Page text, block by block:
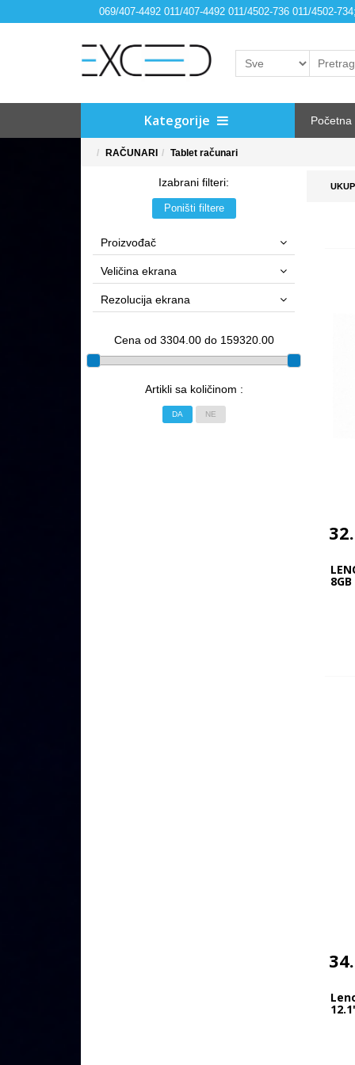
069/407-4492 011/407-4492 011/4502-736 011/4502-
Kategorije Početna
RAČUNARI Tablet računari
Izabrani filteri:
Poništi filtere
Proizvođač
Veličina ekrana
Rezolucija ekrana
Cena od 3304.00 do 159320.00
Artikli sa količinom :
DA NE